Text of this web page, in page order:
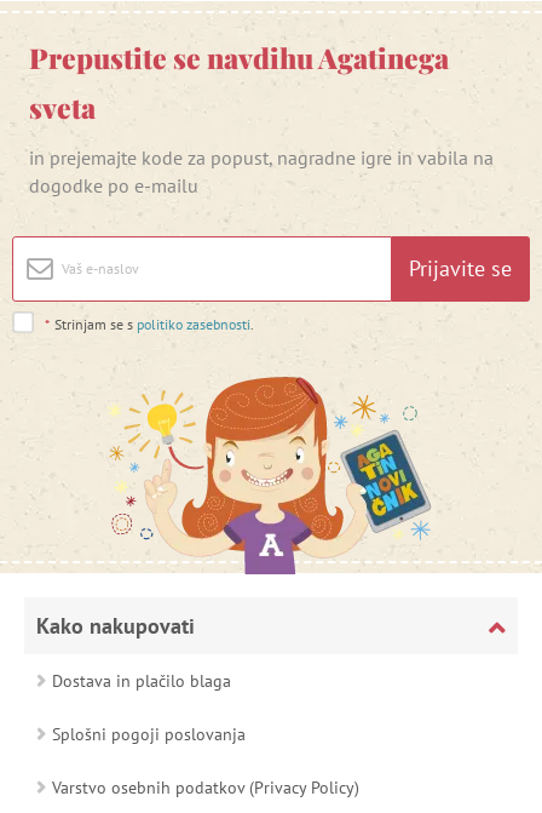
Prepustite se navdihu Agatinega
sveta
in prejemajte kode za popust, nagradne igre in vabila na
dogodke po e-mailu
Prijavite se
* Strinjam se s politiko zasebnosti
Kako nakupovati
Dostava in plačilo blaga
Splošni pogoji poslovanja
Varstvo osebnih podatkov (Privacy Policy)